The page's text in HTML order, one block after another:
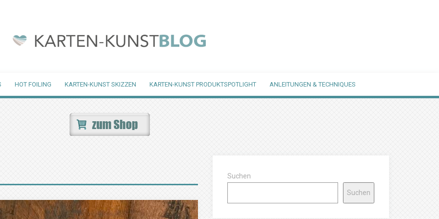
HOT FOILING KARTEN-KUNST SKIZZEN KARTEN-KUNST PRODUKTSPOTLIGHT ANLEITUNGEN & TECHNIQUES
Suchen
Suchen